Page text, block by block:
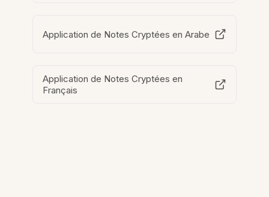
Application de Notes Cryptées en Arabe
Application de Notes Cryptées en
Français